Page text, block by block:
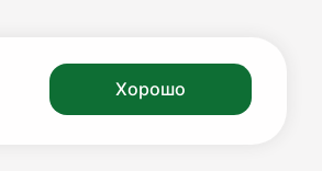
культуры
Федерации
Хорошо